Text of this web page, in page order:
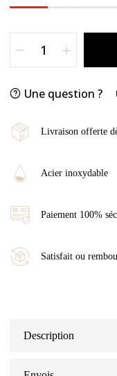
Une question ?
Livraison offerte
Acier inoxydable
Paiement 100%
Satisfait ou
Description